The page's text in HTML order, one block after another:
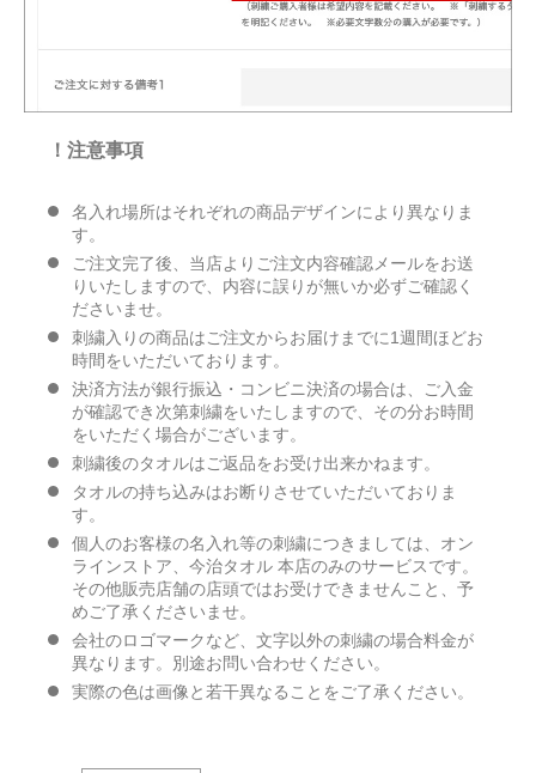
！注意事項
名入れ場所はそれぞれの商品デザインにより異なりま
す。
ご注文完了後、当店よりご注文内容確認メールをお送
りいたしますので、内容に誤りが無いか必ずご確認く
ださいませ。
刺繍入りの商品はご注文からお届けまでに1週間ほどお
時間をいただいております。
決済方法が銀行振込・コンビニ決済の場合は、ご入金
が確認でき次第刺繍をいたしますので、その分お時間
をいただく場合がございます。
刺繍後のタオルはご返品をお受け出来かねます。
タオルの持ち込みはお断りさせていただいておりま
す。
個人のお客様の名入れ等の刺繍につきましては、オン
ラインストア、今治タオル 本店のみのサービスです。
その他販売店舗の店頭ではお受けできませんこと、予
めご了承くださいませ。
会社のロゴマークなど、文字以外の刺繍の場合料金が
異なります。別途お問い合わせください。
実際の色は画像と若干異なることをご了承ください。